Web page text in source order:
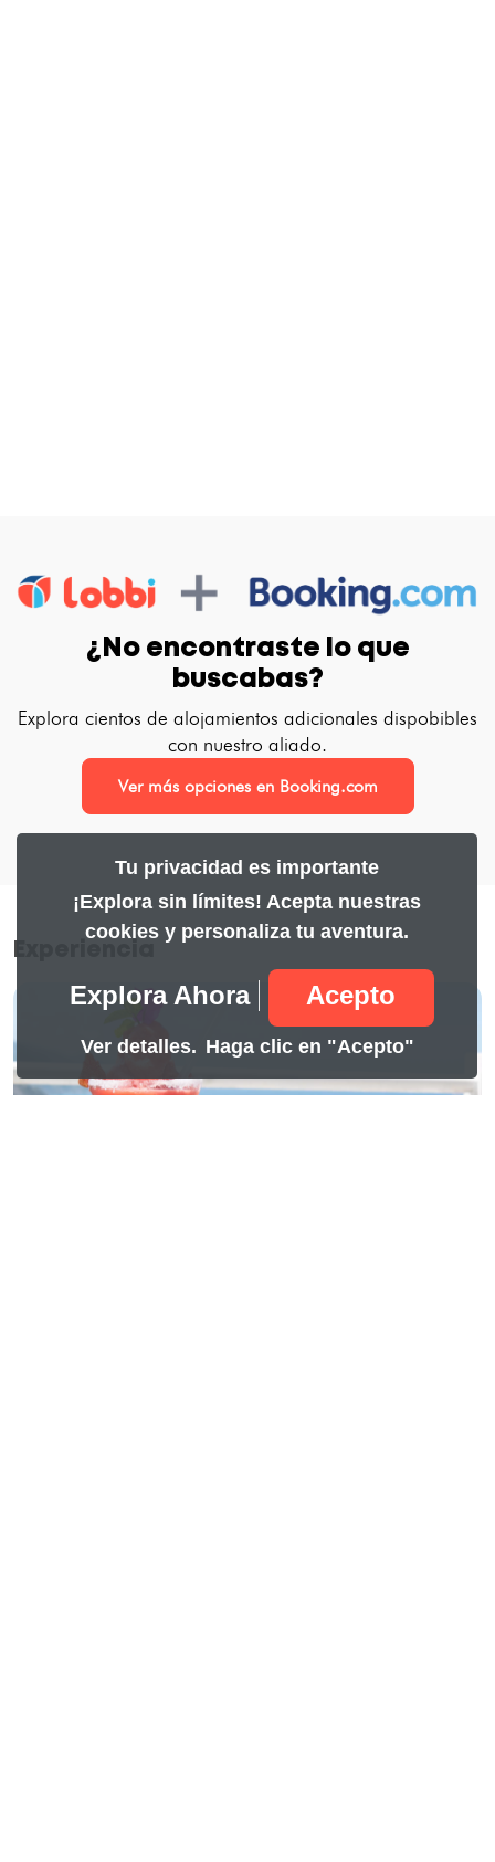
¿No encontraste lo que
buscabas?
Explora cientos de alojamientos adicionales dispobibles
con nuestro aliado.
Ver más opciones en Booking.com
Tu privacidad es importante
¡Explora sin límites! Acepta nuestras
cookies y personaliza tu aventura.
Explora Ahora Acepto
Ver detalles. Haga clic en "Acepto"